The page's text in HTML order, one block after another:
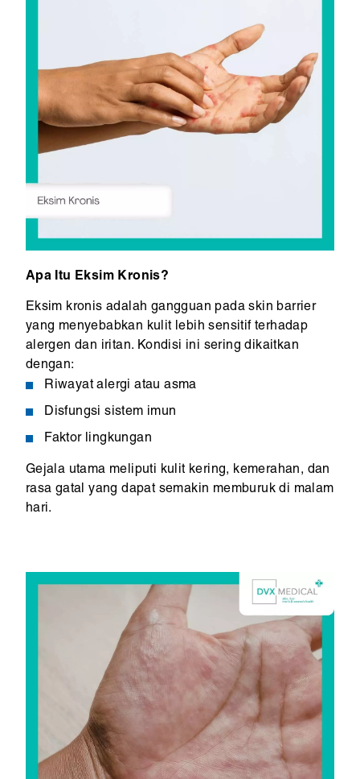
Apa Itu Eksim Kronis?
Eksim kronis adalah gangguan pada skin barrier
yang menyebabkan kulit lebih sensitif terhadap
alergen dan iritan. Kondisi ini sering dikaitkan
dengan:
Riwayat alergi atau asma
Disfungsi sistem imun
Faktor lingkungan
Gejala utama meliputi kulit kering, kemerahan, dan
rasa gatal yang dapat semakin memburuk di malam
hari.